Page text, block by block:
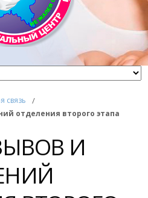
связь /
отделения второго этапа
И